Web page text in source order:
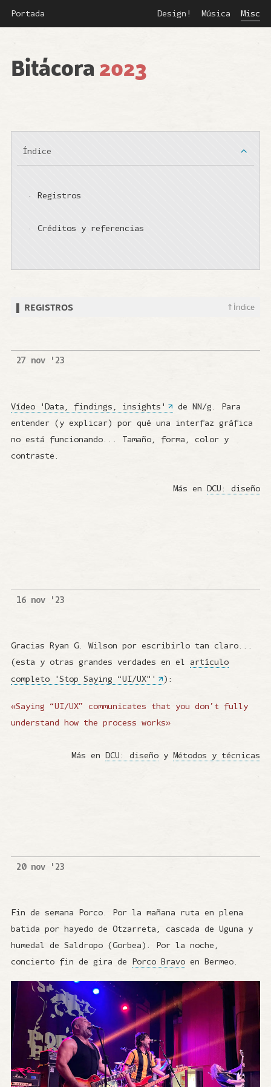
Saltar
al
principal
Portada Design! Música Misc
Bitácora 2023
Índice
· Registros
· Créditos y referencias
▌ Registros ↑ Índice
27 nov '23
Vídeo 'Data, findings, insights'
de NN/g. Para
entender (y explicar) por qué una interfaz gráfica
no está funcionando... Tamaño, forma, color y
contraste.
Más en DCU: diseño
16 nov '23
Gracias Ryan G. Wilson por escribirlo tan claro...
(esta y otras grandes verdades en el artículo
completo 'Stop Saying “UI/UX"'
):
«Saying “UI/UX” communicates that you don’t fully
understand how the process works»
Más en DCU: diseñoy Métodos y técnicas
20 nov '23
Fin de semana Porco. Por la mañana ruta en plena
batida por hayedo de Otzarreta, cascada de Uguna y
humedal de Saldropo (Gorbea). Por la noche,
concierto fin de gira de Porco Bravo en Bermeo.